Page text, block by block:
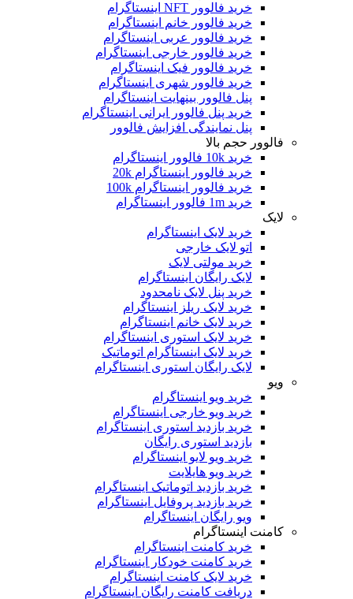
خرید فالوور NFT اینستاگرام
خرید فالوور خانم اینستاگرام
خرید فالوور عربی اینستاگرام
خرید فالوور خارجی اینستاگرام
خرید فالوور فیک اینستاگرام
خرید فالوور شهری اینستاگرام
پنل فالوور بینهایت اینستاگرام
خرید پنل فالوور ایرانی اینستاگرام
پنل نمایندگی افزایش فالوور
حجم بالا
خرید فالوور اینستاگرام 20k
خرید فالوور اینستاگرام 100k
خرید لایک اینستاگرام
اتو لایک خارجی
خرید مولتی لایک
لایک رایگان اینستاگرام
خرید پنل لایک نامحدود
خرید لایک ریلز اینستاگرام
خرید لایک خانم اینستاگرام
خرید لایک استوری اینستاگرام
خرید لایک اینستاگرام اتوماتیک
لایک رایگان استوری اینستاگرام
خرید ویو اینستاگرام
خرید ویو خارجی اینستاگرام
خرید بازدید استوری اینستاگرام
بازدید استوری رایگان
خرید ویو لایو اینستاگرام
خرید ویو هایلایت
خرید بازدید اتوماتیک اینستاگرام
خرید بازدید پروفایل اینستاگرام
ویو رایگان اینستاگرام
اینستاگرام
خرید کامنت اینستاگرام
خرید کامنت خودکار اینستاگرام
خرید لایک کامنت اینستاگرام
دریافت کامنت رایگان اینستاگرام